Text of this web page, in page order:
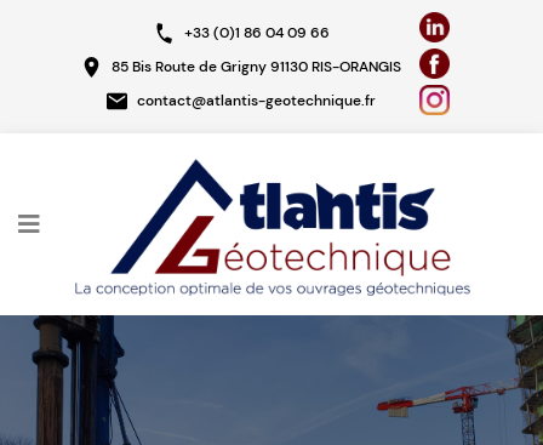
contenu
principal
+33 (0)1 86 04 09 66
85 Bis Route de Grigny 91130 RIS-ORANGIS
contact@atlantis-geotechnique.fr